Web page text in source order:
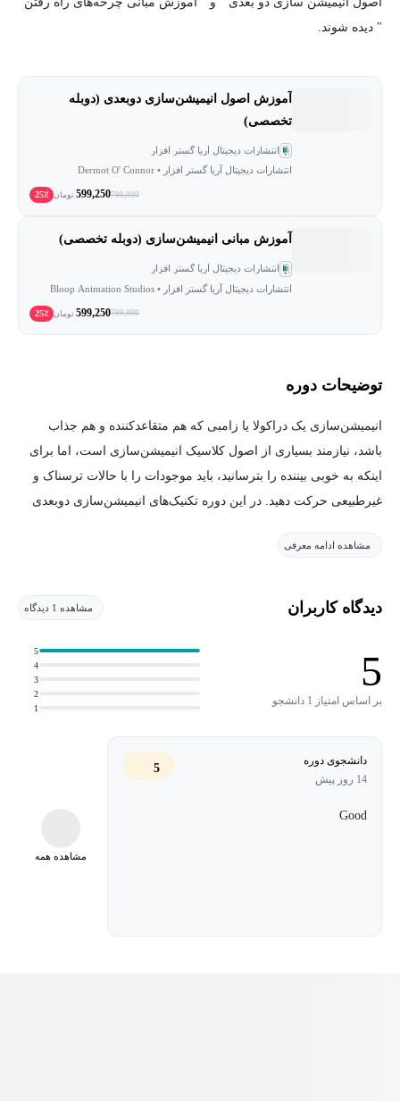
" دیده شوند.
آموزش اصول انیمیشن‌سازی دوبعدی (دوبله
تخصصی)
انتشارات دیجیتال آریا گستر افزار
انتشارات دیجیتال آریا گستر افزار • Dermot O' Connor
799,000
599,250 تومان 25٪
آموزش مبانی انیمیشن‌سازی (دوبله تخصصی)
انتشارات دیجیتال آریا گستر افزار
انتشارات دیجیتال آریا گستر افزار • Bloop Animation Studios
799,000
599,250 تومان 25٪
توضیحات دوره
انیمیشن‌سازی یک دراکولا یا زامبی که هم متقاعدکننده و هم جذاب
باشد، نیازمند بسیاری از اصول کلاسیک انیمیشن‌سازی است، اما برای
اینکه به خوبی بیننده را بترسانید، باید موجودات را با حالات ترسناک و
غیرطبیعی حرکت دهید. در این دوره تکنیک‌های انیمیشن‌سازی دوبعدی
ماوراطبیعی را بررسی خواهیم کرد.
در این دوره طریقه کار با موجودات عضلانی، انیمیشن‌سازی موجودات
تند و تیز و ایجاد حرکات نرم و عجیب را توضیح خواهیم داد. با کشیدن
هیولاهای آشنایی مانند روح‌ها، گرگینه‌ها، خون‌آشام‌ها و غیره، طریقه
اجرا کردن هر یک از تکنیک‌ها را نشان خواهیم داد.
نرم‌افزارهای انیمیشن‌سازی دوبعدی و سه‌بعدی سازگار است.
مشاهده ادامه معرفی
دیدگاه کاربران مشاهده 1 دیدگاه
5
بر اساس امتیاز 1 دانشجو
1
2
3
4
5
دانشجوی دوره
14 روز پیش
5
Good
مشاهده همه